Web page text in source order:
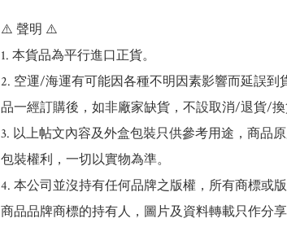
⚠️ 聲明 ⚠️
1. 本貨品為平行進口正貨。
2. 空運/海運有可能因各種不明因素影響而延誤到
品一經訂購後，如非廠家缺貨，不設取消/退貨/換
3. 以上帖文內容及外盒包裝只供參考用途，商品
包裝權利，一切以實物為準。
4. 本公司並沒持有任何品牌之版權，所有商標或
商品品牌商標的持有人，圖片及資料轉載只作分